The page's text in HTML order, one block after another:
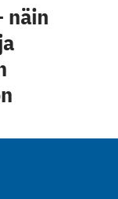
näin